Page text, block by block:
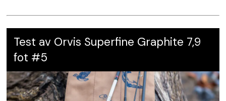
Leverandør:Norma AS
Karakter:
Test av Orvis Superfine Graphite 7,9
fot #5